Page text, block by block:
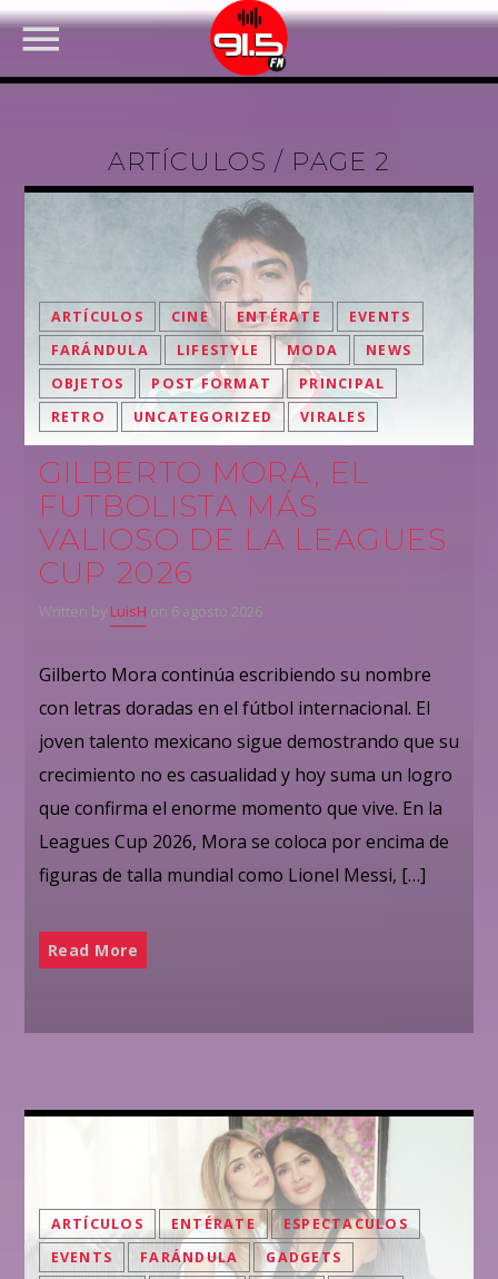
FACEBOOK
ARTÍCULOS / PAGE 2
ARTÍCULOS CINE ENTÉRATE
EVENTS
FARÁNDULA
LIFESTYLE MODA
NEWS
OBJETOS
POST FORMAT
PRINCIPAL
RETRO
UNCATEGORIZED VIRALES
GILBERTO MORA, EL
FUTBOLISTA MÁS
VALIOSO DE LA LEAGUES
CUP 2026
Written by LuisH on 6 agosto 2026
Gilberto Mora continúa escribiendo su nombre
con letras doradas en el fútbol internacional. El
joven talento mexicano sigue demostrando que su
crecimiento no es casualidad y hoy suma un logro
que confirma el enorme momento que vive. En la
Leagues Cup 2026, Mora se coloca por encima de
figuras de talla mundial como Lionel Messi, […]
Read More
ARTÍCULOS ENTÉRATE
ESPECTACULOS
EVENTS
FARÁNDULA
GADGETS